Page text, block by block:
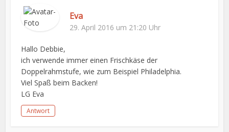
Eva
29. April 2016 um 21:20 Uhr
Hallo Debbie,
ich verwende immer einen Frischkäse der
Doppelrahmstufe, wie zum Beispiel Philadelphia.
Viel Spaß beim Backen!
LG Eva
Antwort